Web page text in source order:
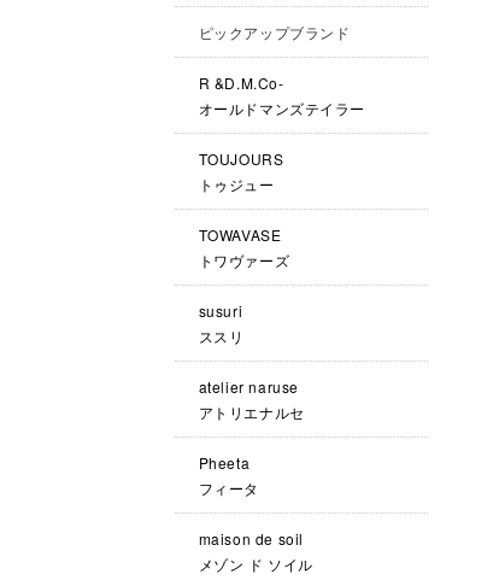
ピックアップブランド
R &D.M.Co-
オールドマンズテイラー
TOUJOURS
トゥジュー
TOWAVASE
トワヴァーズ
susuri
ススリ
atelier naruse
アトリエナルセ
Pheeta
フィータ
maison de soil
メゾン ド ソイル